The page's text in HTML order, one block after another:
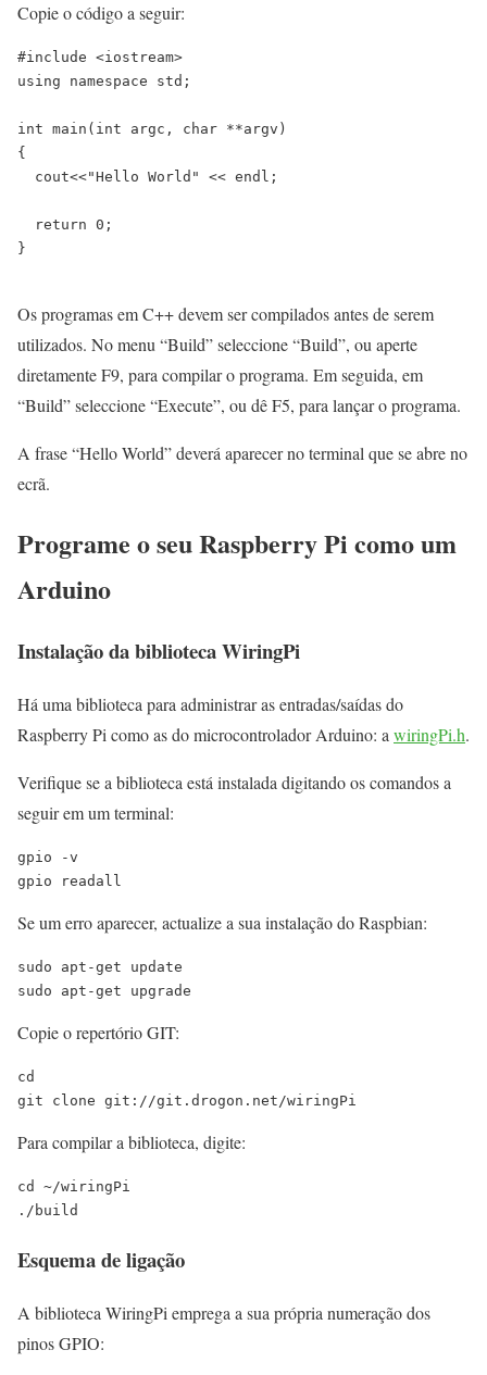
Copie o código a seguir:
#include <iostream>
using namespace std;
int main(int argc, char **argv)
{
}
Os programas em C++ devem ser compilados antes de serem
utilizados. No menu “Build” seleccione “Build”, ou aperte
diretamente F9, para compilar o programa. Em seguida, em
“Build” seleccione “Execute”, ou dê F5, para lançar o programa.
A frase “Hello World” deverá aparecer no terminal que se abre no
ecrã.
Programe o seu Raspberry Pi como um
Arduino
Instalação da biblioteca WiringPi
Há uma biblioteca para administrar as entradas/saídas do
Raspberry Pi como as do microcontrolador Arduino: a wiringPi.h.
Verifique se a biblioteca está instalada digitando os comandos a
seguir em um terminal:
gpio -v
gpio readall
Se um erro aparecer, actualize a sua instalação do Raspbian:
sudo apt-get update
sudo apt-get upgrade
Copie o repertório GIT:
cd
git clone git://git.drogon.net/wiringPi
Para compilar a biblioteca, digite:
cd ~/wiringPi
./build
Esquema de ligação
A biblioteca WiringPi emprega a sua própria numeração dos
pinos GPIO: